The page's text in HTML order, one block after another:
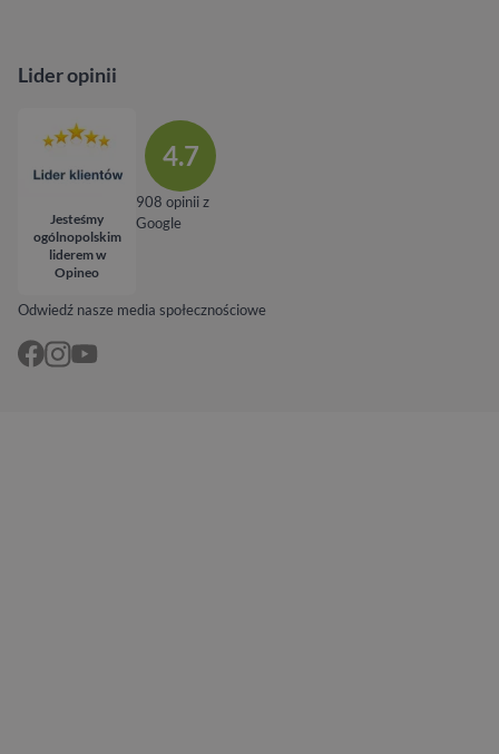
Odwiedź nasze media społecznościowe
Lider opinii
Jesteśmy
ogólnopolskim
liderem w
Opineo
4.7
908 opinii z
Google